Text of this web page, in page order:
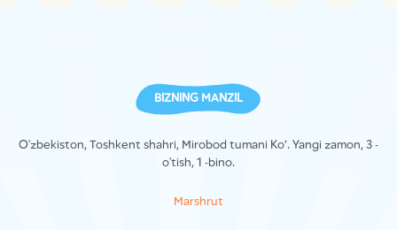
BIZNING MANZIL
O'zbekiston, Toshkent shahri, Mirobod tumani Ko’. Yangi zamon, 3 -
o'tish, 1 -bino.
Marshrut